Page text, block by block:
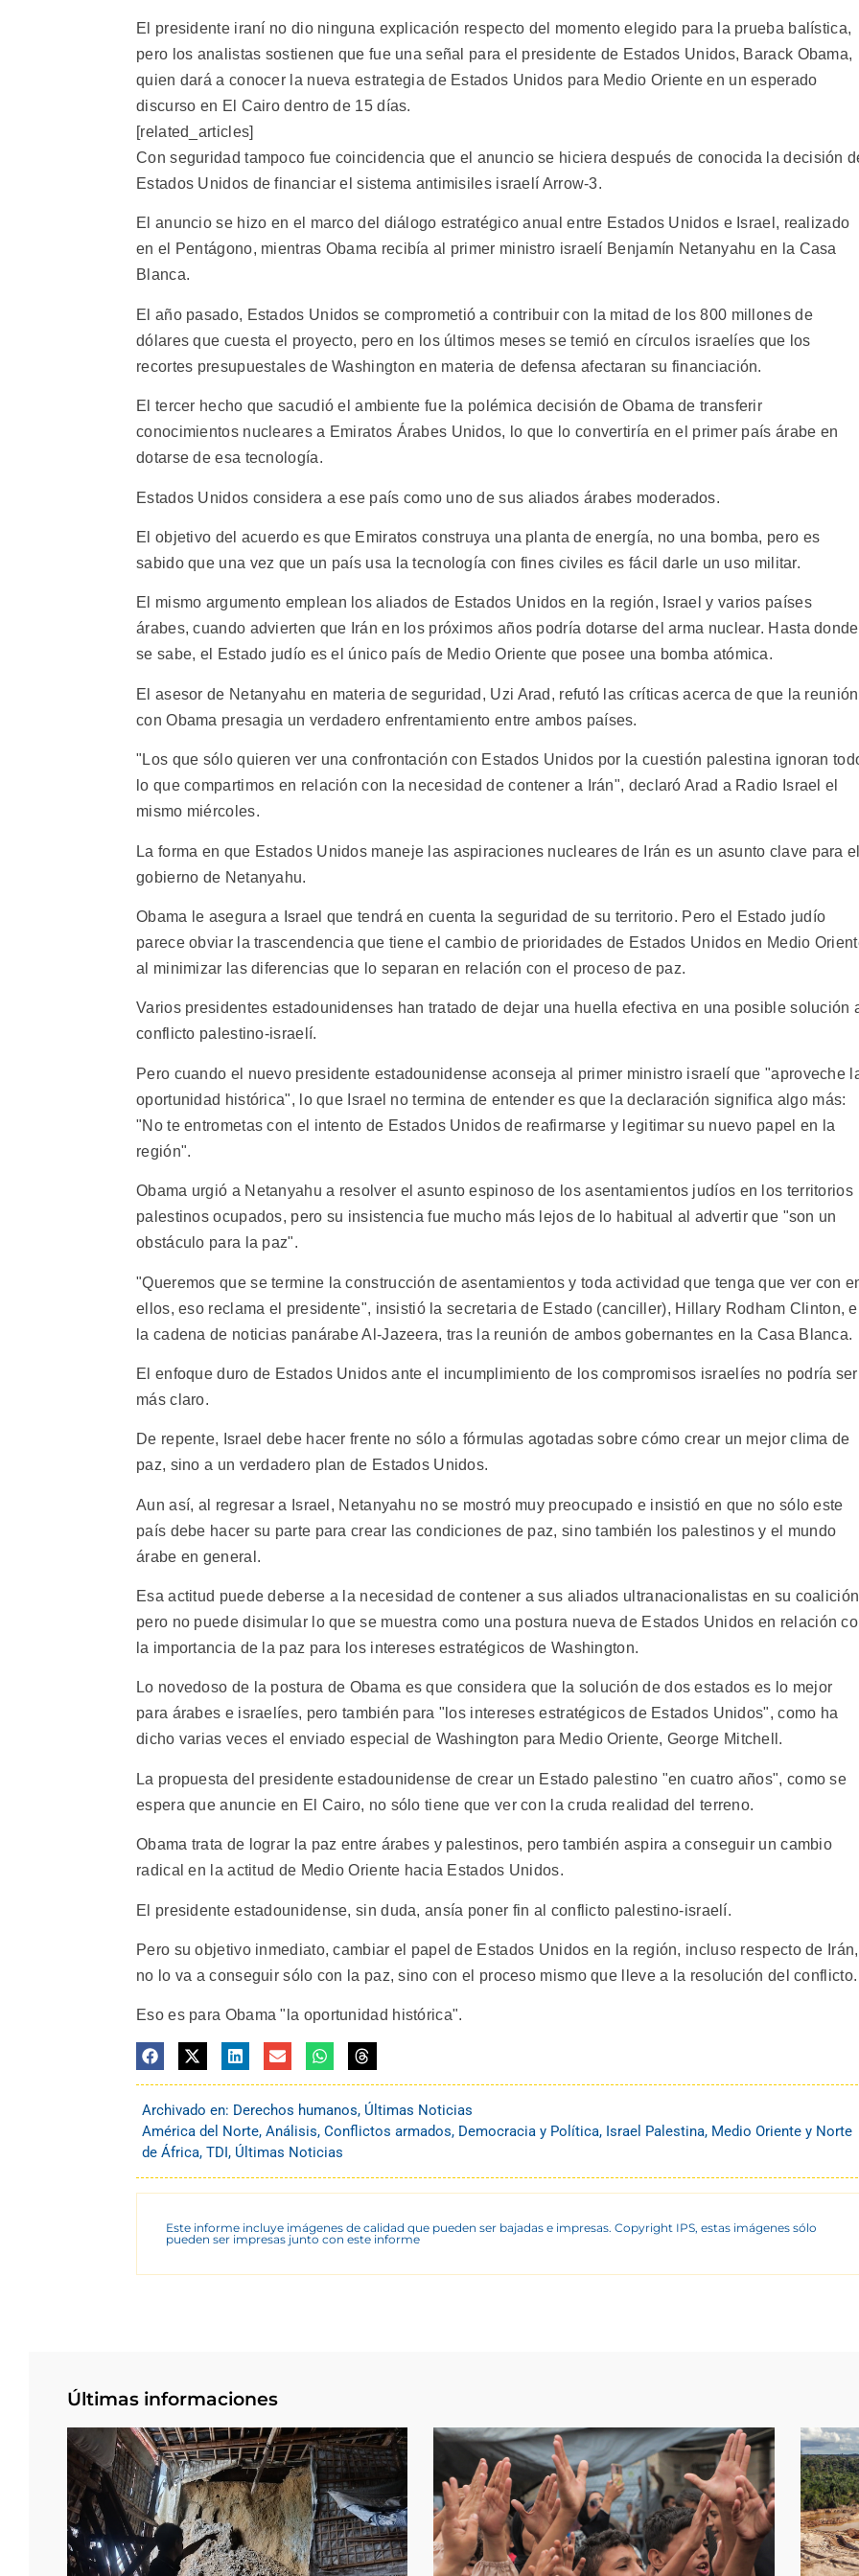
El presidente iraní no dio ninguna explicación respecto del momento elegido para la prueba balística,
pero los analistas sostienen que fue una señal para el presidente de Estados Unidos, Barack Obama,
quien dará a conocer la nueva estrategia de Estados Unidos para Medio Oriente en un esperado
discurso en El Cairo dentro de 15 días.
[related_articles]
Con seguridad tampoco fue coincidencia que el anuncio se hiciera después de conocida la decisión
Estados Unidos de financiar el sistema antimisiles israelí Arrow-3.
El anuncio se hizo en el marco del diálogo estratégico anual entre Estados Unidos e Israel, realizado
en el Pentágono, mientras Obama recibía al primer ministro israelí Benjamín Netanyahu en la Casa
Blanca.
El año pasado, Estados Unidos se comprometió a contribuir con la mitad de los 800 millones de
dólares que cuesta el proyecto, pero en los últimos meses se temió en círculos israelíes que los
recortes presupuestales de Washington en materia de defensa afectaran su financiación.
El tercer hecho que sacudió el ambiente fue la polémica decisión de Obama de transferir
conocimientos nucleares a Emiratos Árabes Unidos, lo que lo convertiría en el primer país árabe en
dotarse de esa tecnología.
Estados Unidos considera a ese país como uno de sus aliados árabes moderados.
El objetivo del acuerdo es que Emiratos construya una planta de energía, no una bomba, pero es
sabido que una vez que un país usa la tecnología con fines civiles es fácil darle un uso militar.
El mismo argumento emplean los aliados de Estados Unidos en la región, Israel y varios países
árabes, cuando advierten que Irán en los próximos años podría dotarse del arma nuclear. Hasta donde
se sabe, el Estado judío es el único país de Medio Oriente que posee una bomba atómica.
El asesor de Netanyahu en materia de seguridad, Uzi Arad, refutó las críticas acerca de que la reunión
con Obama presagia un verdadero enfrentamiento entre ambos países.
"Los que sólo quieren ver una confrontación con Estados Unidos por la cuestión palestina ignoran
lo que compartimos en relación con la necesidad de contener a Irán", declaró Arad a Radio Israel el
mismo miércoles.
La forma en que Estados Unidos maneje las aspiraciones nucleares de Irán es un asunto clave para el
gobierno de Netanyahu.
Obama le asegura a Israel que tendrá en cuenta la seguridad de su territorio. Pero el Estado judío
parece obviar la trascendencia que tiene el cambio de prioridades de Estados Unidos en Medio
al minimizar las diferencias que lo separan en relación con el proceso de paz.
Varios presidentes estadounidenses han tratado de dejar una huella efectiva en una posible solución
conflicto palestino-israelí.
Pero cuando el nuevo presidente estadounidense aconseja al primer ministro israelí que "aproveche
oportunidad histórica", lo que Israel no termina de entender es que la declaración significa algo más:
"No te entrometas con el intento de Estados Unidos de reafirmarse y legitimar su nuevo papel en la
región".
Obama urgió a Netanyahu a resolver el asunto espinoso de los asentamientos judíos en los territorios
palestinos ocupados, pero su insistencia fue mucho más lejos de lo habitual al advertir que "son un
obstáculo para la paz".
"Queremos que se termine la construcción de asentamientos y toda actividad que tenga que ver con
ellos, eso reclama el presidente", insistió la secretaria de Estado (canciller), Hillary Rodham Clinton,
la cadena de noticias panárabe Al-Jazeera, tras la reunión de ambos gobernantes en la Casa Blanca.
El enfoque duro de Estados Unidos ante el incumplimiento de los compromisos israelíes no podría ser
más claro.
De repente, Israel debe hacer frente no sólo a fórmulas agotadas sobre cómo crear un mejor clima de
paz, sino a un verdadero plan de Estados Unidos.
Aun así, al regresar a Israel, Netanyahu no se mostró muy preocupado e insistió en que no sólo este
país debe hacer su parte para crear las condiciones de paz, sino también los palestinos y el mundo
árabe en general.
Esa actitud puede deberse a la necesidad de contener a sus aliados ultranacionalistas en su
pero no puede disimular lo que se muestra como una postura nueva de Estados Unidos en relación
la importancia de la paz para los intereses estratégicos de Washington.
Lo novedoso de la postura de Obama es que considera que la solución de dos estados es lo mejor
para árabes e israelíes, pero también para "los intereses estratégicos de Estados Unidos", como ha
dicho varias veces el enviado especial de Washington para Medio Oriente, George Mitchell.
La propuesta del presidente estadounidense de crear un Estado palestino "en cuatro años", como se
espera que anuncie en El Cairo, no sólo tiene que ver con la cruda realidad del terreno.
Obama trata de lograr la paz entre árabes y palestinos, pero también aspira a conseguir un cambio
radical en la actitud de Medio Oriente hacia Estados Unidos.
El presidente estadounidense, sin duda, ansía poner fin al conflicto palestino-israelí.
Pero su objetivo inmediato, cambiar el papel de Estados Unidos en la región, incluso respecto de Irán,
no lo va a conseguir sólo con la paz, sino con el proceso mismo que lleve a la resolución del conflicto.
Eso es para Obama "la oportunidad histórica".
Archivado en: Derechos humanos, Últimas Noticias
América del Norte, Análisis, Conflictos armados, Democracia y Política, Israel Palestina, Medio Oriente y Norte
de África, TDI, Últimas Noticias
Este informe incluye imágenes de calidad que pueden ser bajadas e impresas. Copyright IPS, estas imágenes sólo
pueden ser impresas junto con este informe
Últimas informaciones